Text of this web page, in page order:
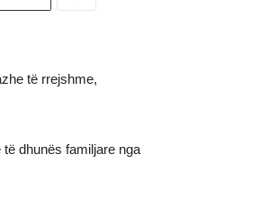
të rrejshme,
dhunës familjare nga